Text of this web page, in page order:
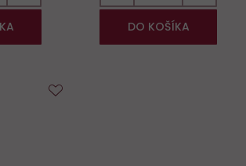
DO KOŠÍKA